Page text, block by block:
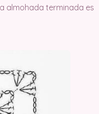
almohada terminada es